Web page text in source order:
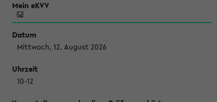
Mittwoch, 12. August 2026
10-12